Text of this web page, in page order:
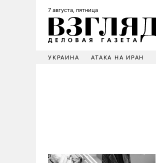
7 августа, пятница
УКРАИНА АТАКА НА ИРАН